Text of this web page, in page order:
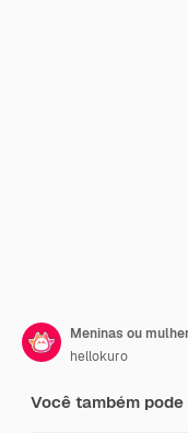
hellokuro
Você também